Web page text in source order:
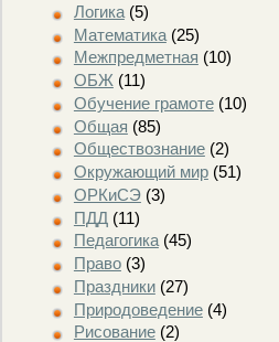
Логика(5)
Математика(25)
Межпредметная (10)
ОБЖ (11)
Обучение грамоте(10)
Общая (85)
Обществознание(2)
Окружающий мир(51)
ОРКиСЭ(3)
ПДД (11)
Педагогика(45)
Право(3)
Праздники(27)
Природоведение(4)
Рисование(2)